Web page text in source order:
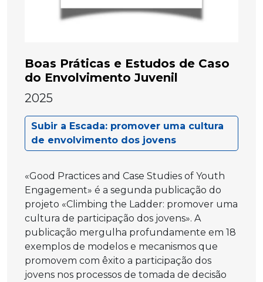
Boas Práticas e Estudos de Caso
do Envolvimento Juvenil
2025
Subir a Escada: promover uma cultura
de envolvimento dos jovens
«Good Practices and Case Studies of Youth
Engagement» é a segunda publicação do
projeto «Climbing the Ladder: promover uma
cultura de participação dos jovens». A
publicação mergulha profundamente em 18
exemplos de modelos e mecanismos que
promovem com êxito a participação dos
jovens nos processos de tomada de decisão